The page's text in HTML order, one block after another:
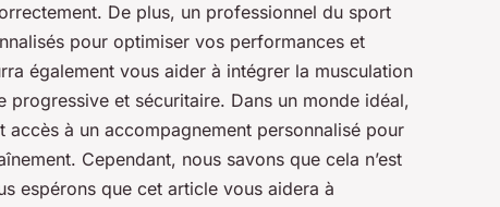
De plus, un professionnel du sport
pour optimiser vos performances et
également vous aider à intégrer la musculation
progressive et sécuritaire. Dans un monde idéal,
à un accompagnement personnalisé pour
Cependant, nous savons que cela n’est
espérons que cet article vous aidera à